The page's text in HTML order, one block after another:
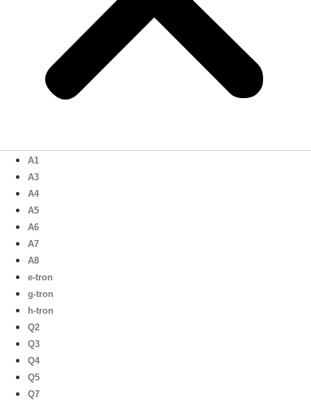
A1
A3
A4
A5
A6
A7
A8
e-tron
g-tron
h-tron
Q2
Q3
Q4
Q5
Q7